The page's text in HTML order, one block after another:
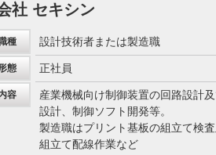
社 セキシン
種 設計技術者または製造職
態 正社員
容
産業機械向け制御装置の回路設計
設計、制御ソフト開発等。
製造職はプリント基板の組立て検
組立て配線作業など